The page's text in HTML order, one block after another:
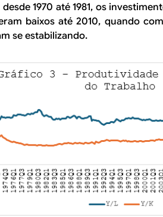
1970 até 1981, os
baixos até 2010, quando
se estabilizando.